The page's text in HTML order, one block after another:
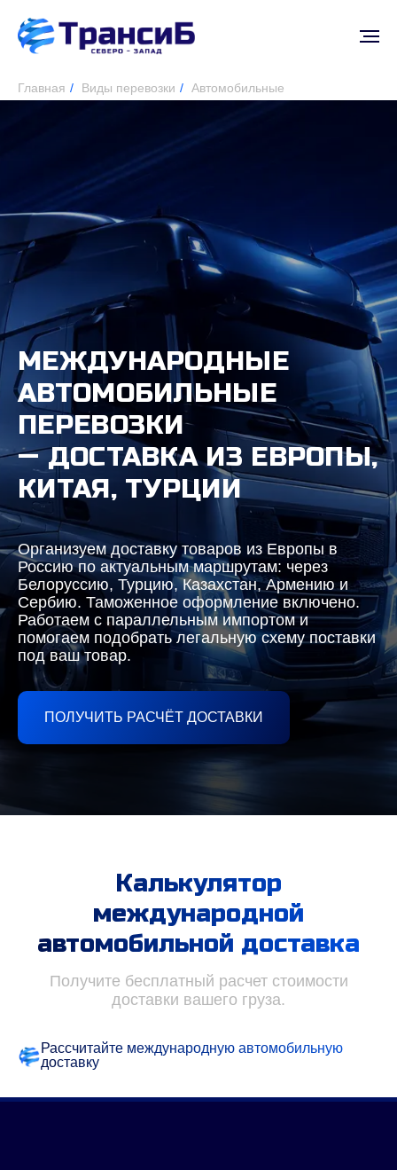
Главная / Виды перевозки / Автомобильные
МЕЖДУНАРОДНЫЕ
АВТОМОБИЛЬНЫЕ
ПЕРЕВОЗКИ
— ДОСТАВКА ИЗ ЕВРОПЫ,
КИТАЯ, ТУРЦИИ
Организуем доставку товаров из Европы в
Россию по актуальным маршрутам: через
Белоруссию, Турцию, Казахстан, Армению и
Сербию. Таможенное оформление включено.
Работаем с параллельным импортом и
помогаем подобрать легальную схему поставки
под ваш товар.
ПОЛУЧИТЬ РАСЧЁТ ДОСТАВКИ
Калькулятор
международной
автомобильной доставка
Получите бесплатный расчет стоимости
доставки вашего груза.
Рассчитайте международную автомобильную
доставку